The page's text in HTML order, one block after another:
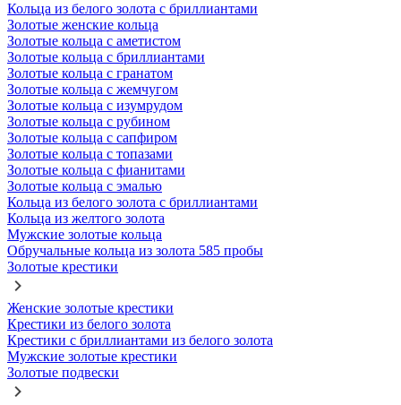
Кольца из белого золота с бриллиантами
Золотые женские кольца
Золотые кольца с аметистом
Золотые кольца с бриллиантами
Золотые кольца с гранатом
Золотые кольца с жемчугом
Золотые кольца с изумрудом
Золотые кольца с рубином
Золотые кольца с сапфиром
Золотые кольца с топазами
Золотые кольца с фианитами
Золотые кольца с эмалью
Кольца из белого золота с бриллиантами
Кольца из желтого золота
Мужские золотые кольца
Обручальные кольца из золота 585 пробы
Золотые крестики
Женские золотые крестики
Крестики из белого золота
Крестики с бриллиантами из белого золота
Мужские золотые крестики
Золотые подвески